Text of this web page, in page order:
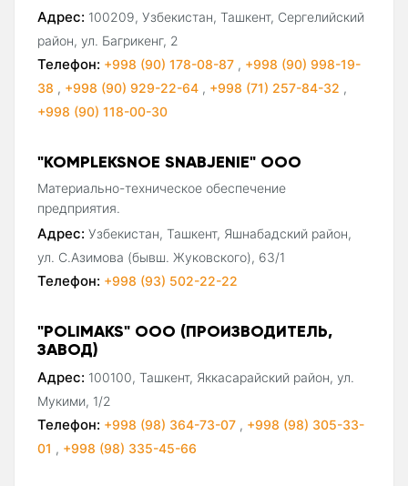
Адрес: 100209, Узбекистан, Ташкент, Сергелийский
район, ул. Багрикенг, 2
Телефон: +998 (90) 178-08-87 , +998 (90) 998-19-
38 , +998 (90) 929-22-64 , +998 (71) 257-84-32 ,
+998 (90) 118-00-30
"KOMPLEKSNOE SNABJENIE" ООО
Материально-техническое обеспечение
предприятия.
Адрес: Узбекистан, Ташкент, Яшнабадский район,
ул. С.Азимова (бывш. Жуковского), 63/1
Телефон: +998 (93) 502-22-22
"POLIMAKS" ООО (ПРОИЗВОДИТЕЛЬ,
ЗАВОД)
Адрес: 100100, Ташкент, Яккасарайский район, ул.
Мукими, 1/2
Телефон: +998 (98) 364-73-07 , +998 (98) 305-33-
01 , +998 (98) 335-45-66